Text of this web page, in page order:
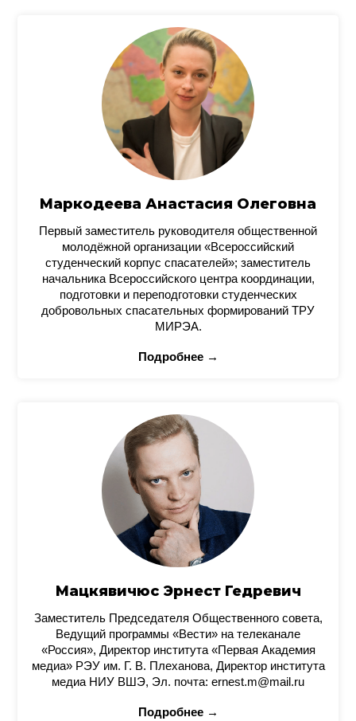
Маркодеева Анастасия Олеговна
Первый заместитель руководителя общественной
молодёжной организации «Всероссийский
студенческий корпус спасателей»; заместитель
начальника Всероссийского центра координации,
подготовки и переподготовки студенческих
добровольных спасательных формирований ТРУ
МИРЭА.
Подробнее →
Мацкявичюс Эрнест Гедревич
Заместитель Председателя Общественного совета,
Ведущий программы «Вести» на телеканале
«Россия», Директор института «Первая Академия
медиа» РЭУ им. Г. В. Плеханова, Директор института
медиа НИУ ВШЭ, Эл. почта: ernest.m@mail.ru
Подробнее →